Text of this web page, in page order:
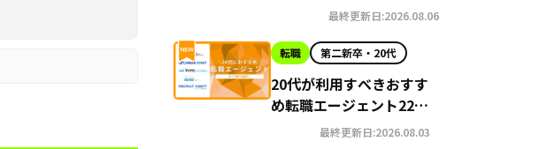
最終更新日:2026.08.06
転職 第二新卒・20代
20代が利用すべきおすす
め転職エージェント22選
【2026年最新】
最終更新日:2026.08.03